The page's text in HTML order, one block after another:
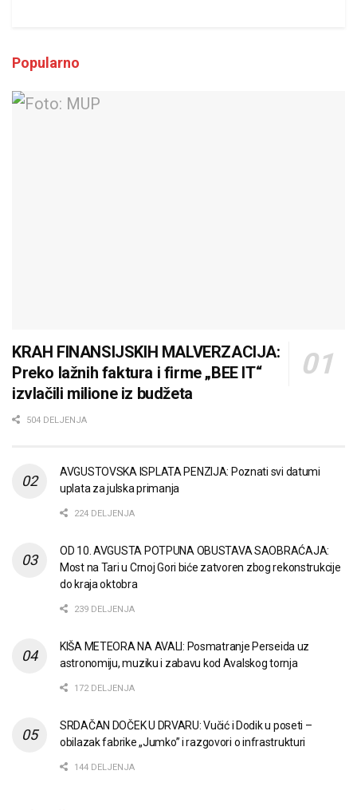
Popularno
KRAH FINANSIJSKIH MALVERZACIJA:
Preko lažnih faktura i firme „BEE IT“
izvlačili milione iz budžeta
504 DELJENJA
AVGUSTOVSKA ISPLATA PENZIJA: Poznati svi datumi
uplata za julska primanja
224 DELJENJA
OD 10. AVGUSTA POTPUNA OBUSTAVA SAOBRAĆAJA:
Most na Tari u Crnoj Gori biće zatvoren zbog rekonstrukcije
do kraja oktobra
239 DELJENJA
KIŠA METEORA NA AVALI: Posmatranje Perseida uz
astronomiju, muziku i zabavu kod Avalskog tornja
172 DELJENJA
SRDAČAN DOČEK U DRVARU: Vučić i Dodik u poseti –
obilazak fabrike „Jumko” i razgovori o infrastrukturi
144 DELJENJA